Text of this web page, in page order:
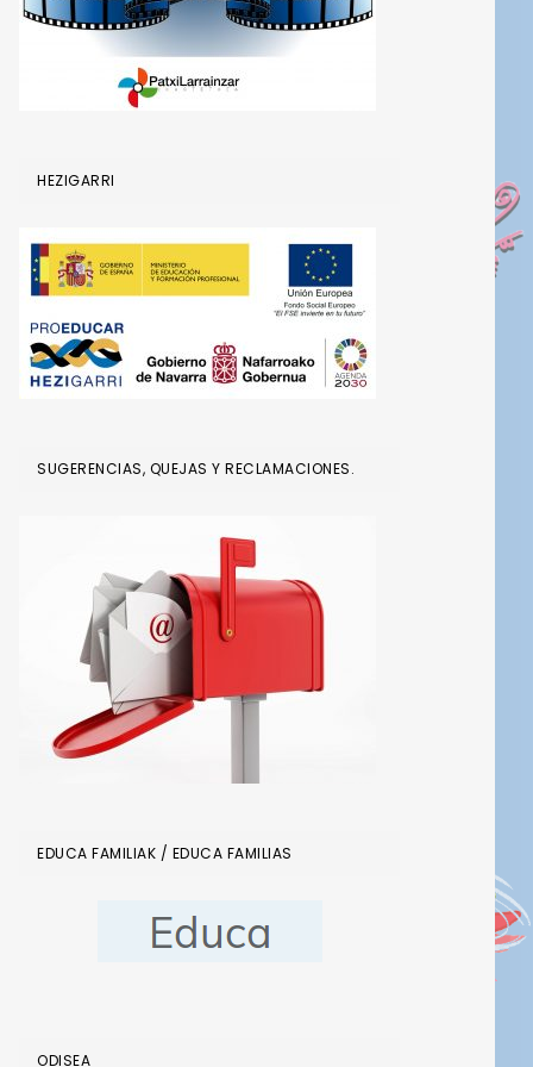
HEZIGARRI
SUGERENCIAS, QUEJAS Y RECLAMACIONES.
EDUCA FAMILIAK / EDUCA FAMILIAS
ODISEA